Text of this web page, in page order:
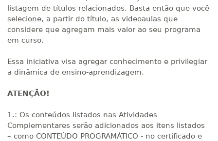
listagem de títulos relacionados. Basta então que você
selecione, a partir do título, as videoaulas que
considere que agregam mais valor ao seu programa
em curso.
Essa iniciativa visa agregar conhecimento e privilegiar
a dinâmica de ensino-aprendizagem.
ATENÇÃO!
1.: Os conteúdos listados nas Atividades
Complementares serão adicionados aos itens listados
– como CONTEÚDO PROGRAMÁTICO - no certificado e